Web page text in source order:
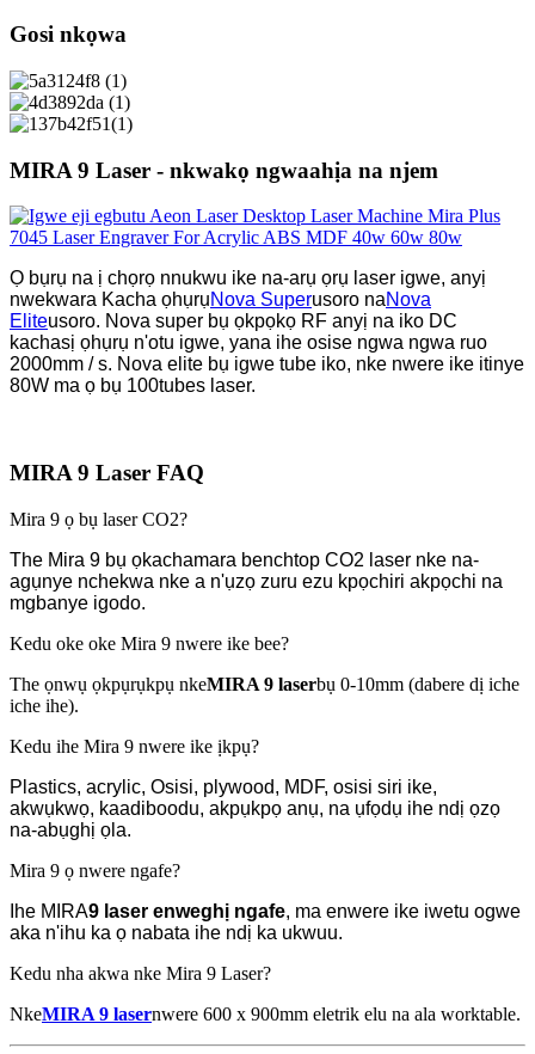
Gosi nkọwa
MIRA 9 Laser - nkwakọ ngwaahịa na njem
Ọ bụrụ na ị chọrọ nnukwu ike na-arụ ọrụ laser igwe, anyị
nwekwara Kacha ọhụrụNova Superusoro naNova
Eliteusoro. Nova super bụ ọkpọkọ RF anyị na iko DC
kachasị ọhụrụ n'otu igwe, yana ihe osise ngwa ngwa ruo
2000mm / s. Nova elite bụ igwe tube iko, nke nwere ike itinye
80W ma ọ bụ 100tubes laser.
MIRA 9 Laser FAQ
Mira 9 ọ bụ laser CO2?
The Mira 9 bụ ọkachamara benchtop CO2 laser nke na-
agụnye nchekwa nke a n'ụzọ zuru ezu kpọchiri akpọchi na
mgbanye igodo.
Kedu oke oke Mira 9 nwere ike bee?
The ọnwụ ọkpụrụkpụ nkeMIRA 9 laserbụ 0-10mm (dabere dị iche
iche ihe).
Kedu ihe Mira 9 nwere ike ịkpụ?
Plastics, acrylic, Osisi, plywood, MDF, osisi siri ike,
akwụkwọ, kaadiboodu, akpụkpọ anụ, na ụfọdụ ihe ndị ọzọ
na-abụghị ọla.
Mira 9 ọ nwere ngafe?
Ihe MIRA9 laser enweghị ngafe, ma enwere ike iwetu ogwe
aka n'ihu ka ọ nabata ihe ndị ka ukwuu.
Kedu nha akwa nke Mira 9 Laser?
NkeMIRA 9 lasernwere 600 x 900mm eletrik elu na ala worktable.